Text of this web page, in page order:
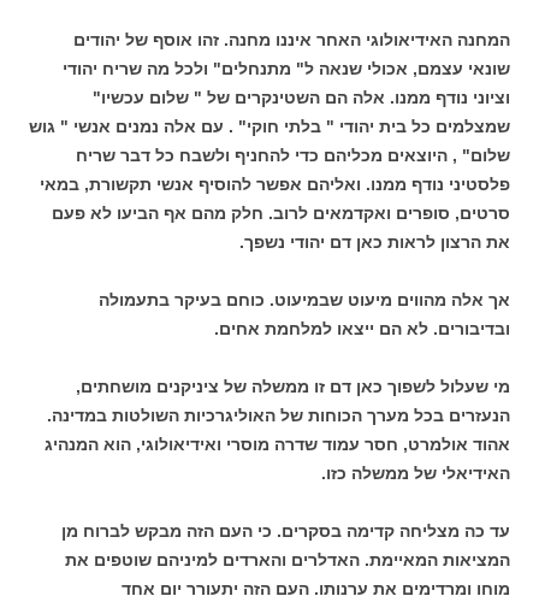
המחנה האידיאולוגי האחר איננו מחנה. זהו אוסף של יהודים
שונאי עצמם, אכולי שנאה ל" מתנחלים" ולכל מה שריח יהודי
וציוני נודף ממנו. אלה הם השטינקרים של " שלום עכשיו"
שמצלמים כל בית יהודי " בלתי חוקי" . עם אלה נמנים אנשי " גוש
שלום" , היוצאים מכליהם כדי להחניף ולשבח כל דבר שריח
פלסטיני נודף ממנו. ואליהם אפשר להוסיף אנשי תקשורת, במאי
סרטים, סופרים ואקדמאים לרוב. חלק מהם אף הביעו לא פעם
את הרצון לראות כאן דם יהודי נשפך.
אך אלה מהווים מיעוט שבמיעוט. כוחם בעיקר בתעמולה
ובדיבורים. לא הם ייצאו למלחמת אחים.
מי שעלול לשפוך כאן דם זו ממשלה של ציניקנים מושחתים,
הנעזרים בכל מערך הכוחות של האוליגרכיות השולטות במדינה.
אהוד אולמרט, חסר עמוד שדרה מוסרי ואידיאולוגי, הוא המנהיג
האידיאלי של ממשלה כזו.
עד כה מצליחה קדימה בסקרים. כי העם הזה מבקש לברוח מן
המציאות המאיימת. האדלרים והארדים למיניהם שוטפים את
מוחו ומרדימים את ערנותו. העם הזה יתעורר יום אחד